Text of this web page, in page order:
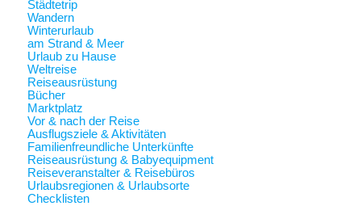
Städtetrip
Wandern
Winterurlaub
am Strand & Meer
Urlaub zu Hause
Weltreise
Reiseausrüstung
Bücher
Marktplatz
Vor & nach der Reise
Ausflugsziele & Aktivitäten
Familienfreundliche Unterkünfte
Reiseausrüstung & Babyequipment
Reiseveranstalter & Reisebüros
Urlaubsregionen & Urlaubsorte
Checklisten